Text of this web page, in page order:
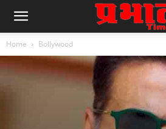
Home Bollywood